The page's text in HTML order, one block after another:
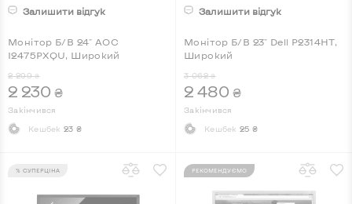
Залишити відгук
Монітор Б/В 24" AOC
I2475PXQU, Широкий
2 299 ₴
2 230 ₴
Закінчився
Кешбек 23 ₴
Залишити відгук
Монітор Б/В 23" Dell P2314HT,
Широкий
3 062 ₴
2 480 ₴
Закінчився
Кешбек 25 ₴
% СУПЕРЦІНА РЕКОМЕНДУЄМО